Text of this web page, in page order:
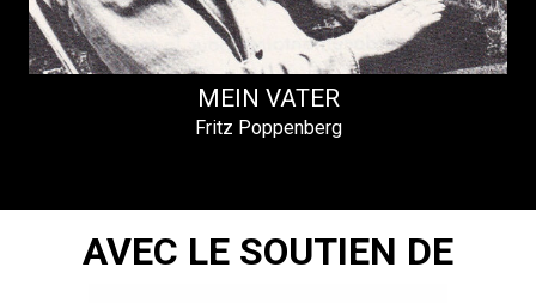
MEIN VATER
Fritz Poppenberg
AVEC LE SOUTIEN DE